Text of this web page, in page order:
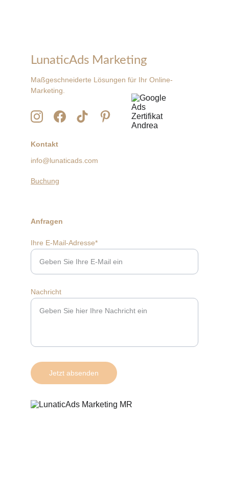
LunaticAds Marketing
Maßgeschneiderte Lösungen für Ihr Online-
Marketing.
Kontakt
Anfragen
info@lunaticads.com
Ihre E-Mail-Adresse*
Nachricht
Jetzt absenden
Buchung